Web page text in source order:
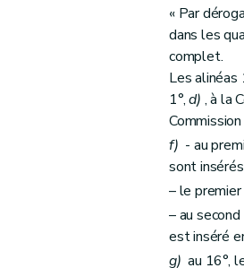
Art. 63
Section 6
Art. 64
Art. 65
Art. 66
Section 7
Art. 69
Art. 70
« Par
dans les
complet.
Les
1°,d) , à la
f) - au
sont
– le
– au
est inséré
g) au 16°,